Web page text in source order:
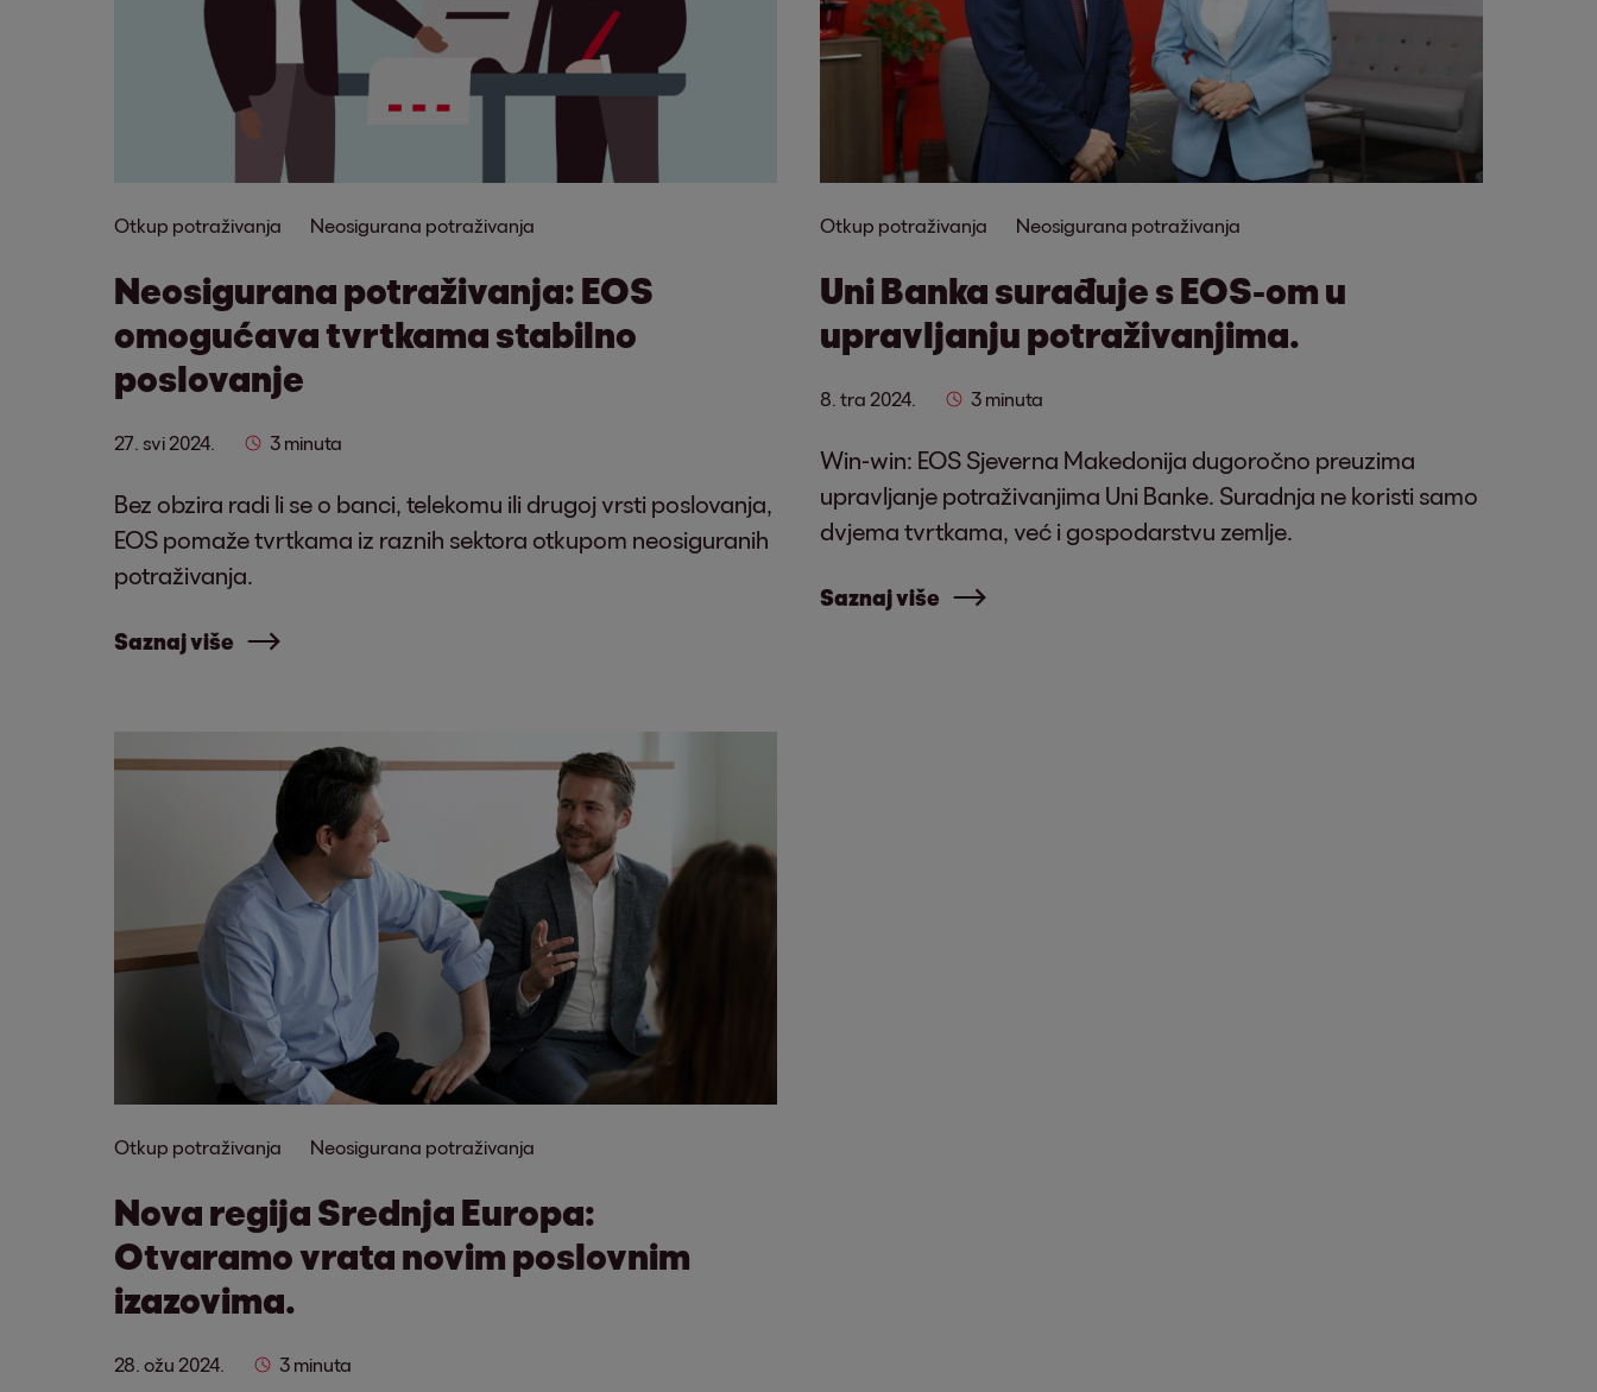
Otkup potraživanja Neosigurana potraživanja
Neosigurana potraživanja: EOS
omogućava tvrtkama stabilno
poslovanje
27. svi 2024. 3 minuta
Bez obzira radi li se o banci, telekomu ili drugoj vrsti poslovanja,
EOS pomaže tvrtkama iz raznih sektora otkupom neosiguranih
potraživanja.
Saznaj više
Otkup potraživanja Neosigurana potraživanja
Uni Banka surađuje s EOS-om u
upravljanju potraživanjima.
8. tra 2024. 3 minuta
Win-win: EOS Sjeverna Makedonija dugoročno preuzima
upravljanje potraživanjima Uni Banke. Suradnja ne koristi samo
dvjema tvrtkama, već i gospodarstvu zemlje.
Saznaj više
Otkup potraživanja Neosigurana potraživanja
Nova regija Srednja Europa:
Otvaramo vrata novim poslovnim
izazovima.
28. ožu 2024. 3 minuta